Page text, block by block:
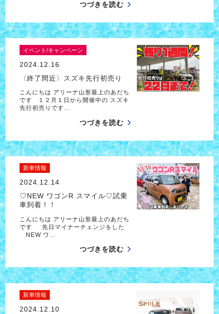
つづきを読む
イベント/キャンペーン
2024.12.16
〈終了間近〉スズキ先行初売り
こんにちは アリーナ山形最上のあだち
です １２月１日から開催中の スズキ
先行初売りです…
つづきを読む
新車情報
2024.12.14
♡NEW ワゴンR スマイル♡試乗
車到着！！
こんにちは アリーナ山形最上のあだち
です 先日マイナーチェンジをした
NEW ワ…
つづきを読む
新車情報
2024.12.10